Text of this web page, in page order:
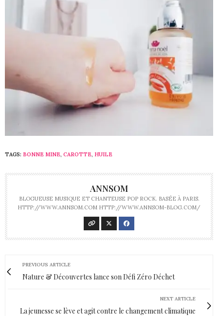
TAGS: BONNE MINE, CAROTTE, HUILE
ANNSOM
BLOGUEUSE MUSIQUE ET CHANTEUSE POP ROCK. BASÉE À PARIS.
HTTP://WWW.ANNSOM.COM HTTP://WWW.ANNSOM-BLOG.COM/
PREVIOUS ARTICLE
Nature & Découvertes lance son Défi Zéro Déchet
NEXT ARTICLE
La jeunesse se lève et agit contre le changement climatique